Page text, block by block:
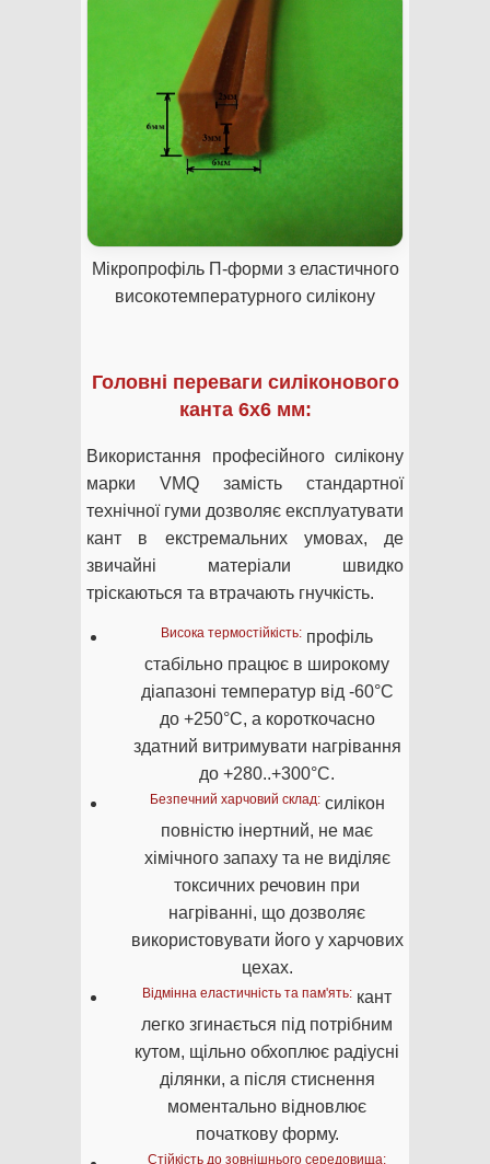
Мікропрофіль П-форми з еластичного
високотемпературного силікону
Головні переваги силіконового
канта 6х6 мм:
Використання професійного силікону
марки VMQ замість стандартної
технічної гуми дозволяє експлуатувати
кант в екстремальних умовах, де
звичайні матеріали швидко
тріскаються та втрачають гнучкість.
Висока термостійкість: профіль
стабільно працює в широкому
діапазоні температур від -60°C
до +250°C, а короткочасно
здатний витримувати нагрівання
до +280..+300°C.
Безпечний харчовий склад:силікон
повністю інертний, не має
хімічного запаху та не виділяє
токсичних речовин при
нагріванні, що дозволяє
використовувати його у харчових
цехах.
Відмінна еластичність та пам'ять: кант
легко згинається під потрібним
кутом, щільно обхоплює радіусні
ділянки, а після стиснення
моментально відновлює
початкову форму.
Стійкість до зовнішнього середовища: